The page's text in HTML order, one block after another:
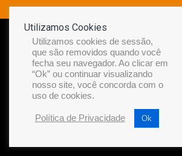
Desenvolvido por Diamond
Utilizamos Cookies
Utilizamos cookies de sessão,
que são removidos quando você
fecha seu navegador. Ao clicar em
“Ok” ou continuar visualizando
nosso site, você concorda com o
uso de cookies.
Política de Privacidade Ok